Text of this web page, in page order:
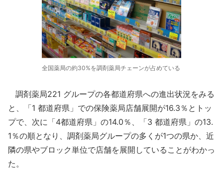
全国薬局の約30%を調剤薬局チェーンが占めている
調剤薬局221 グループの各都道府県への進出状況をみる
と、「1 都道府県」での保険薬局店舗展開が16.3％とトッ
プで、次に「4都道府県」の14.0％、「3 都道府県」の13.
1％の順となり、調剤薬局グループの多くが1つの県か、近
隣の県やブロック単位で店舗を展開していることがわかっ
た。